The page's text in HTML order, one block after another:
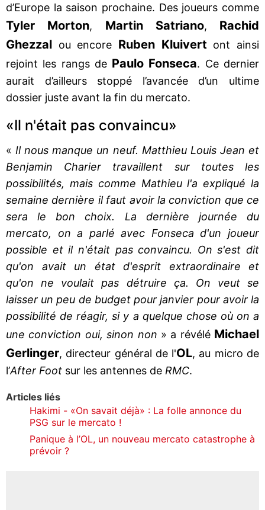
d’Europe la saison prochaine. Des joueurs comme
Tyler Morton, Martin Satriano, Rachid
Ghezzal ou encore Ruben Kluivert ont ainsi
rejoint les rangs de Paulo Fonseca. Ce dernier
aurait d’ailleurs stoppé l’avancée d’un ultime
dossier juste avant la fin du mercato.
«Il n'était pas convaincu»
« Il nous manque un neuf. Matthieu Louis Jean et
Benjamin Charier travaillent sur toutes les
possibilités, mais comme Mathieu l'a expliqué la
semaine dernière il faut avoir la conviction que ce
sera le bon choix. La dernière journée du
mercato, on a parlé avec Fonseca d'un joueur
possible et il n'était pas convaincu. On s'est dit
qu'on avait un état d'esprit extraordinaire et
qu'on ne voulait pas détruire ça. On veut se
laisser un peu de budget pour janvier pour avoir la
possibilité de réagir, si y a quelque chose où on a
une conviction oui, sinon non » a révéléMichael
Gerlinger, directeur général de l'OL, au micro de
l’After Foot sur les antennes de RMC.
Articles liés
Hakimi - «On savait déjà» : La folle annonce du
PSG sur le mercato !
Panique à l’OL, un nouveau mercato catastrophe à
prévoir ?